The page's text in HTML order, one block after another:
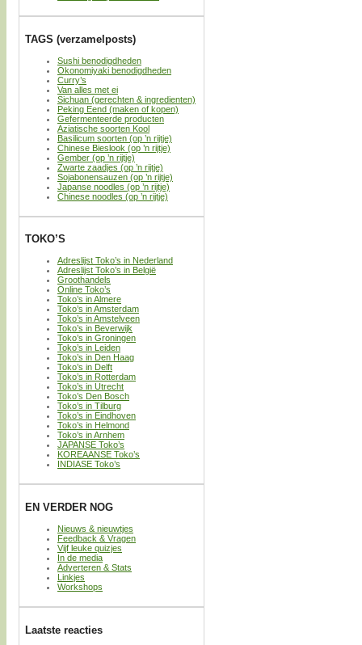
TAGS (verzamelposts)
Sushi benodigdheden
Okonomiyaki benodigdheden
Curry’s
Van alles met ei
Sichuan (gerechten & ingredienten)
Peking Eend (maken of kopen)
Gefermenteerde producten
Aziatische soorten Kool
Basilicum soorten (op ’n rijtje)
Chinese Bieslook (op ’n rijtje)
Gember (op ’n rijtje)
Zwarte zaadjes (op ’n rijtje)
Sojabonensauzen (op ’n rijtje)
Japanse noodles (op ’n rijtje)
Chinese noodles (op ’n rijtje)
TOKO’S
Adreslijst Toko’s in Nederland
Adreslijst Toko’s in België
Groothandels
Online Toko’s
Toko’s in Almere
Toko’s in Amsterdam
Toko’s in Amstelveen
Toko’s in Beverwijk
Toko’s in Groningen
Toko’s in Leiden
Toko’s in Den Haag
Toko’s in Delft
Toko’s in Rotterdam
Toko’s in Utrecht
Toko’s Den Bosch
Toko’s in Tilburg
Toko’s in Eindhoven
Toko’s in Helmond
Toko’s in Arnhem
JAPANSE Toko’s
KOREAANSE Toko’s
INDIASE Toko’s
EN VERDER NOG
Nieuws & nieuwtjes
Feedback & Vragen
Vijf leuke quizjes
In de media
Adverteren & Stats
Linkjes
Workshops
Laatste reacties